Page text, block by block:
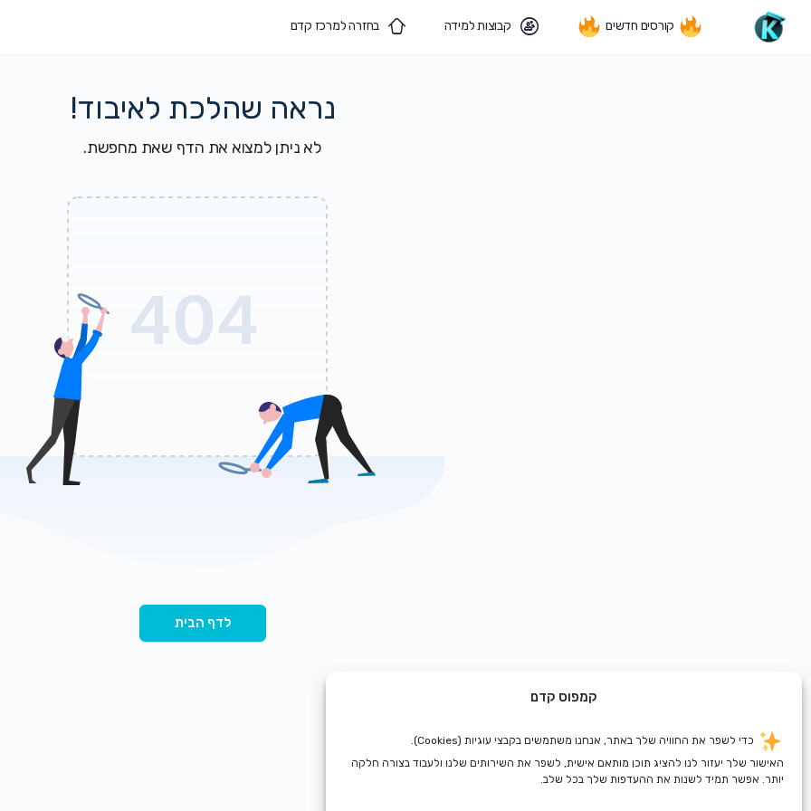
קמפוס קדם
כדי לשפר את החוויה שלך באתר, אנחנו משתמשים בקבצי עוגיות (Cookies).
האישור שלך יעזור לנו להציג תוכן מותאם אישית, לשפר את השירותים שלנו ולעבוד בצורה חלקה
יותר. אפשר תמיד לשנות את ההעדפות שלך בכל שלב.
קורסים חדשים קבוצות למידה בחזרה למרכז קדם
נראה שהלכת לאיבוד!
לא ניתן למצוא את הדף שאת מחפשת.
לדף הבית